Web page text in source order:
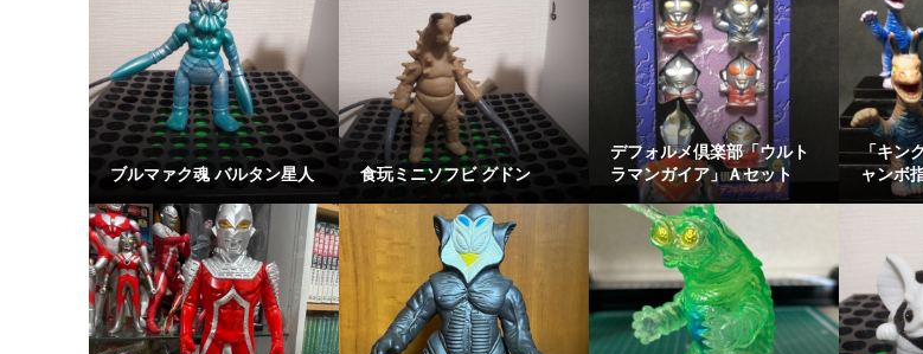
ブルマァク魂 バルタン星人 食玩ミニソフビ グドン
デフォルメ倶楽部「ウルト
ラマンガイア」Ａセット
「キン
ャンボ